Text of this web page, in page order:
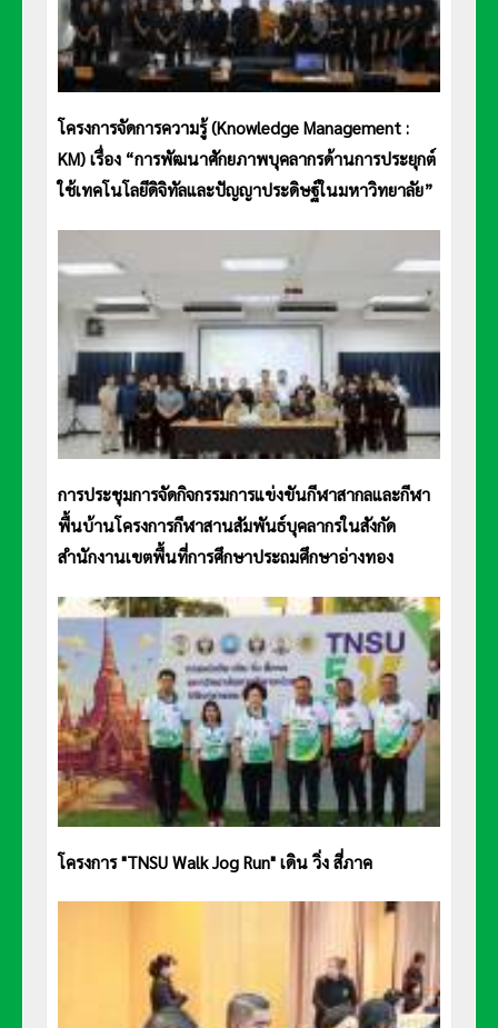
โครงการจัดการความรู้ (Knowledge Management :
KM) เรื่อง “การพัฒนาศักยภาพบุคลากรด้านการประยุกต์
ใช้เทคโนโลยีดิจิทัลและปัญญาประดิษฐ์ในมหาวิทยาลัย”
การประชุมการจัดกิจกรรมการแข่งขันกีฬาสากลและกีฬา
พื้นบ้านโครงการกีฬาสานสัมพันธ์บุคลากรในสังกัด
สำนักงานเขตพื้นที่การศึกษาประถมศึกษาอ่างทอง
โครงการ "TNSU Walk Jog Run" เดิน วิ่ง สี่ภาค